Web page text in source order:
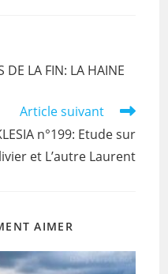
DE LA FIN: LA HAINE
Article suivant
n°199: Etude sur
et L’autre Laurent
AIMER